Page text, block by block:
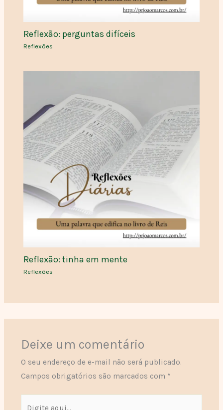
Reflexão: perguntas difíceis
Reflexões
Reflexão: tinha em mente
Reflexões
Deixe um comentário
O seu endereço de e-mail não será publicado.
Campos obrigatórios são marcados com *